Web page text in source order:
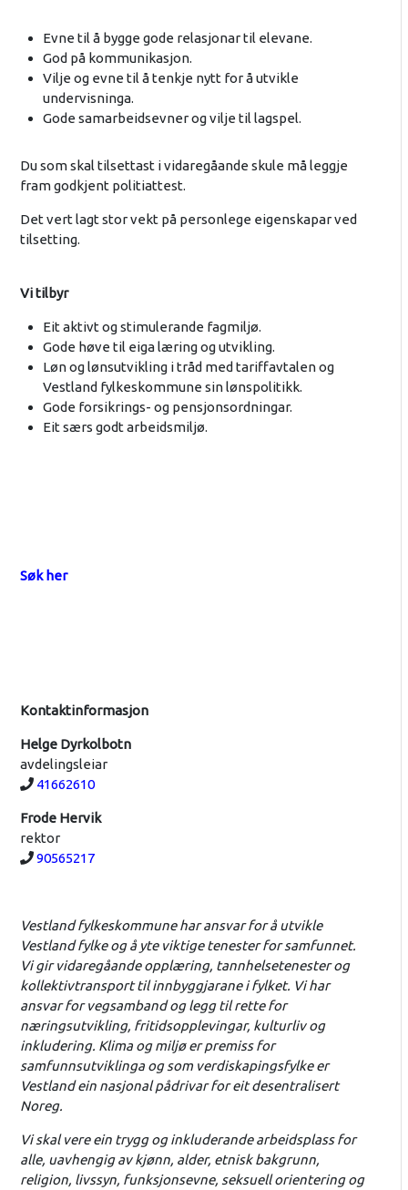
Evne til å bygge gode relasjonar til elevane.
God på kommunikasjon.
Vilje og evne til å tenkje nytt for å utvikle
undervisninga.
Gode samarbeidsevner og vilje til lagspel.
Du som skal tilsettast i vidaregåande skule må leggje
fram godkjent politiattest.
Det vert lagt stor vekt på personlege eigenskapar ved
tilsetting.
Vi tilbyr
Eit aktivt og stimulerande fagmiljø.
Gode høve til eiga læring og utvikling.
Løn og lønsutvikling i tråd med tariffavtalen og
Vestland fylkeskommune sin lønspolitikk.
Gode forsikrings- og pensjonsordningar.
Eit særs godt arbeidsmiljø.
Søk her
Kontaktinformasjon
Helge Dyrkolbotn
avdelingsleiar
Telefon:
41662610
Frode Hervik
rektor
Telefon:
90565217
Vestland fylkeskommune har ansvar for å utvikle
Vestland fylke og å yte viktige tenester for samfunnet.
Vi gir vidaregåande opplæring, tannhelsetenester og
kollektivtransport til innbyggjarane i fylket. Vi har
ansvar for vegsamband og legg til rette for
næringsutvikling, fritidsopplevingar, kulturliv og
inkludering. Klima og miljø er premiss for
samfunnsutviklinga og som verdiskapingsfylke er
Vestland ein nasjonal pådrivar for eit desentralisert
Noreg.
Vi skal vere ein trygg og inkluderande arbeidsplass for
alle, uavhengig av kjønn, alder, etnisk bakgrunn,
religion, livssyn, funksjonsevne, seksuell orientering og